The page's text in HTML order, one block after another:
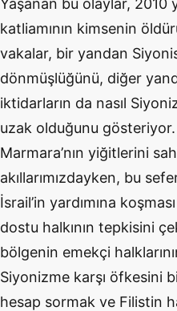
Yaşanan bu olaylar, 2010
katliamının kimsenin
vakalar, bir yandan
dönmüşlüğünü, diğer
iktidarların da nasıl
uzak olduğunu gösteriyor.
Marmara’nın yiğitlerini
akıllarımızdayken, bu
İsrail’in yardımına
dostu halkının tepkisini
bölgenin emekçi
Siyonizme karşı öfkesini
hesap sormak ve Filistin